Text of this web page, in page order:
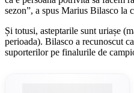
sezon”, a spus Marius Bilasco la
Și totusi, asteptarile sunt uriașe
perioada). Bilasco a recunoscut
suporterilor pe finalurile de